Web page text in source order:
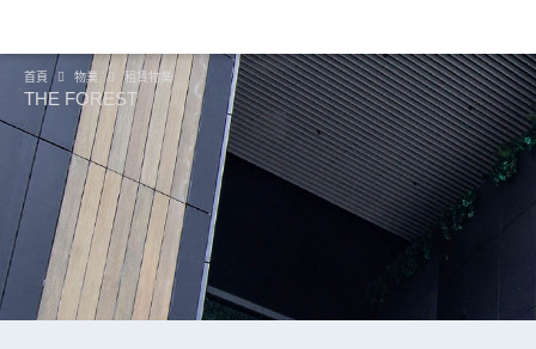
首頁 物業 租賃物業
THE FOREST